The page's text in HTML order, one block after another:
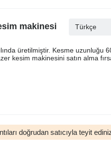
makinesi Türkçe
üretilmiştir. Kesme uzunluğu
kesim makinesini satın alma
doğrudan satıcıyla teyit